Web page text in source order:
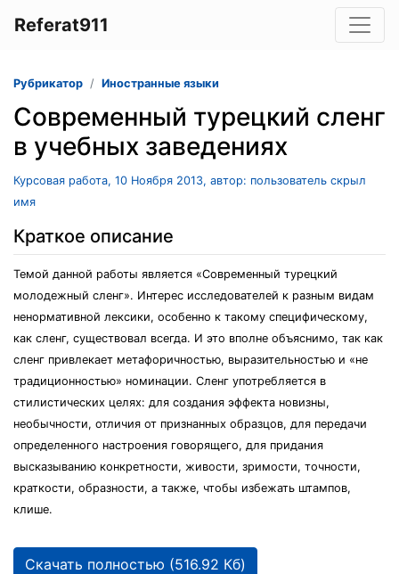
Referat911
Рубрикатор Иностранные языки
Современный турецкий сленг
в учебных заведениях
Курсовая работа, 10 Ноября 2013, автор: пользователь скрыл
имя
Краткое описание
Темой данной работы является «Современный турецкий
молодежный сленг». Интерес исследователей к разным видам
ненормативной лексики, особенно к такому специфическому,
как сленг, существовал всегда. И это вполне объяснимо, так как
сленг привлекает метафоричностью, выразительностью и «не
традиционностью» номинации. Сленг употребляется в
стилистических целях: для создания эффекта новизны,
необычности, отличия от признанных образцов, для передачи
определенного настроения говорящего, для придания
высказыванию конкретности, живости, зримости, точности,
краткости, образности, а также, чтобы избежать штампов,
клише.
Скачать полностью (516.92 Кб)